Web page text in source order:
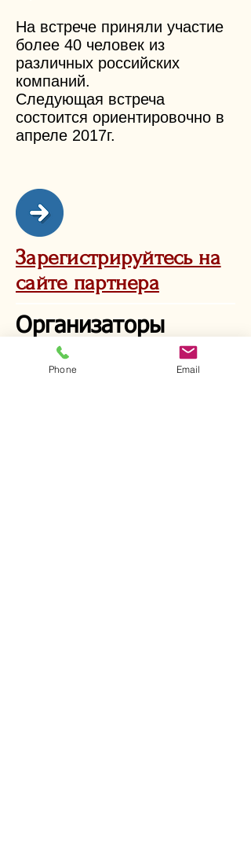
На встрече приняли участие
более 40 человек из
различных российских
компаний.
Следующая встреча
состоится ориентировочно в
апреле 2017г.
Зарегистрируйтесь на
сайте партнера
Организаторы
Phone Email